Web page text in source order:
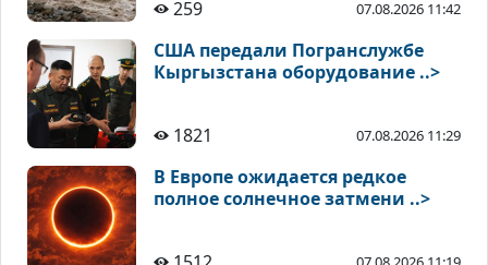
259 07.08.2026 11:42
США передали Погранслужбе
Кыргызстана оборудование ..>
1821 07.08.2026 11:29
В Европе ожидается редкое
полное солнечное затмени ..>